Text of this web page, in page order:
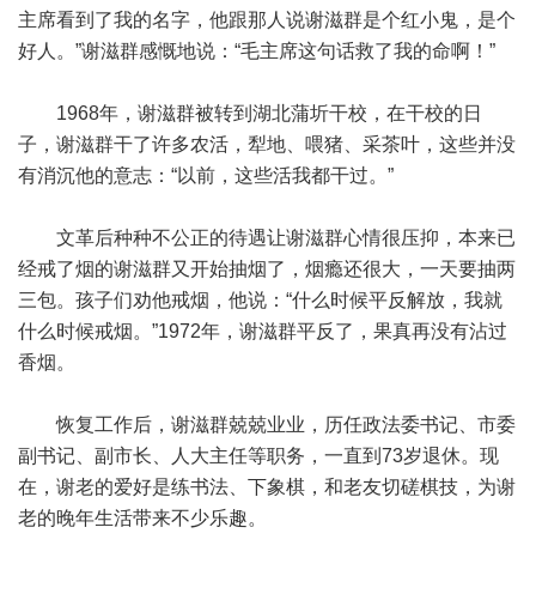
主席看到了我的名字，他跟那人说谢滋群是个红小鬼，是个
好人。”谢滋群感慨地说：“毛主席这句话救了我的命啊！”
1968年，谢滋群被转到湖北蒲圻干校，在干校的日
子，谢滋群干了许多农活，犁地、喂猪、采茶叶，这些并没
有消沉他的意志：“以前，这些活我都干过。”
文革后种种不公正的待遇让谢滋群心情很压抑，本来已
经戒了烟的谢滋群又开始抽烟了，烟瘾还很大，一天要抽两
三包。孩子们劝他戒烟，他说：“什么时候平反解放，我就
什么时候戒烟。”1972年，谢滋群平反了，果真再没有沾过
香烟。
恢复工作后，谢滋群兢兢业业，历任政法委书记、市委
副书记、副市长、人大主任等职务，一直到73岁退休。现
在，谢老的爱好是练书法、下象棋，和老友切磋棋技，为谢
老的晚年生活带来不少乐趣。